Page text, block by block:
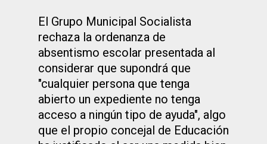
El Grupo Municipal Socialista
rechaza la ordenanza de
absentismo escolar presentada al
considerar que supondrá que
"cualquier persona que tenga
abierto un expediente no tenga
acceso a ningún tipo de ayuda", algo
que el propio concejal de Educación